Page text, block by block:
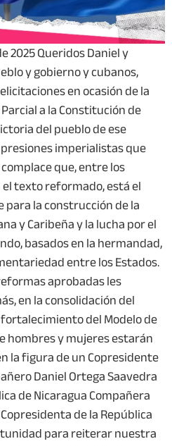
2025 Queridos Daniel y
y gobierno y cubanos,
en ocasión de la
a la Constitución de
del pueblo de ese
imperialistas que
que, entre los
texto reformado, está el
la construcción de la
y Caribeña y la lucha por el
basados en la hermandad,
entre los Estados.
aprobadas les
en la consolidación del
del Modelo de
hombres y mujeres estarán
la figura de un Copresidente
Daniel Ortega Saavedra
de Nicaragua Compañera
de la República
para reiterar nuestra